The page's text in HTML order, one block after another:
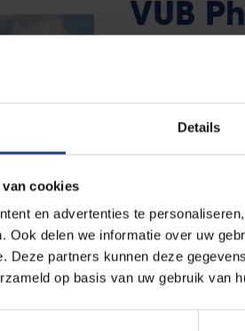
Details
cookies
en advertenties te
Ook delen we informatie over uw
Deze partners kunnen deze
op basis van uw gebruik van
VUB
Lees meer